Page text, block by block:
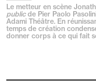
Le metteur en scène
publicde Pier Paolo
Adami Théâtre. En
temps de création
donner corps à ce qui fait